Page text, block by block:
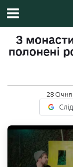
З
полонені
28